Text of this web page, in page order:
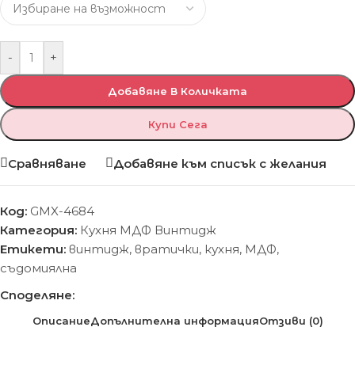
- +
Добавяне В Количката
Купи Сега
Сравняване Добавяне към списък с желания
Код: GMX-4684
Категория: Кухня МДФ Винтидж
Етикети: винтидж, вратички, кухня, МДФ,
съдомиялна
Споделяне:
ОписаниеДопълнителна информацияОтзиви (0)